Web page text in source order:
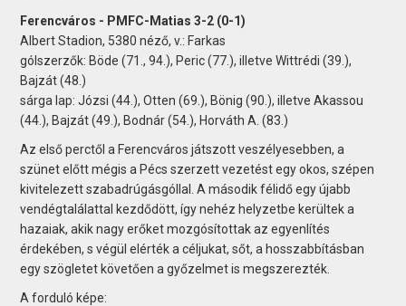
Ferencváros - PMFC-Matias 3-2 (0-1)
Albert Stadion, 5380 néző, v.: Farkas
gólszerzők: Böde (71., 94.), Peric (77.), illetve Wittrédi (39.),
Bajzát (48.)
sárga lap: Józsi (44.), Otten (69.), Bönig (90.), illetve Akassou
(44.), Bajzát (49.), Bodnár (54.), Horváth A. (83.)
Az első perctől a Ferencváros játszott veszélyesebben, a
szünet előtt mégis a Pécs szerzett vezetést egy okos, szépen
kivitelezett szabadrúgásgóllal. A második félidő egy újabb
vendégtalálattal kezdődött, így nehéz helyzetbe kerültek a
hazaiak, akik nagy erőket mozgósítottak az egyenlítés
érdekében, s végül elérték a céljukat, sőt, a hosszabbításban
egy szögletet követően a győzelmet is megszerezték.
A forduló képe: